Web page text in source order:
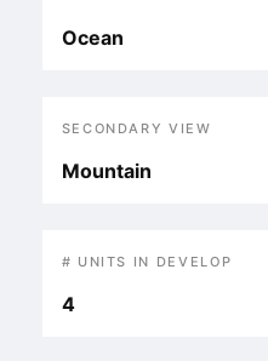
Ocean
SECONDARY VIEW
Mountain
# UNITS IN DEVELOP
4